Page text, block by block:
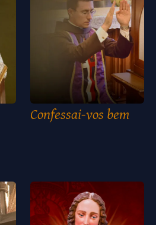
Confessai-vos bem